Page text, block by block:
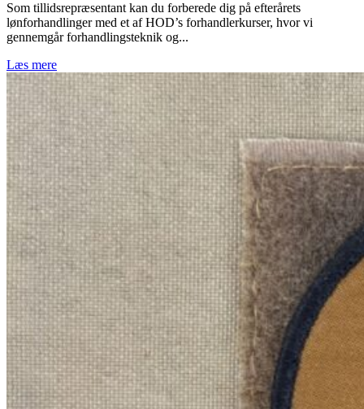
Som tillidsrepræsentant kan du forberede dig på efterårets
lønforhandlinger med et af HOD’s forhandlerkurser, hvor vi
gennemgår forhandlingsteknik og...
Læs mere